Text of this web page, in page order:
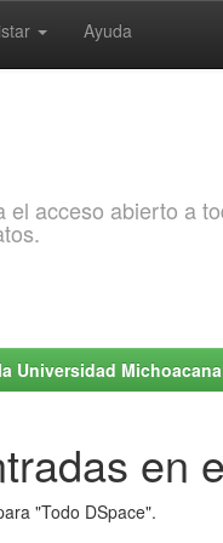
Ayuda
el acceso abierto a
Universidad
en
"Todo DSpace".